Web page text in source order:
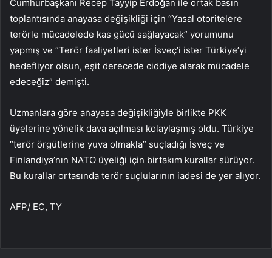
Cumhurbaşkanı Recep Tayyip Erdoğan ile ortak basın
toplantısında anayasa değişikliği için “Yasal otoritelere
terörle mücadelede kas gücü sağlayacak” yorumunu
yapmış ve “Terör faaliyetleri ister İsveç’i ister Türkiye’yi
hedefliyor olsun, eşit derecede ciddiye alarak mücadele
edeceğiz” demişti.
Uzmanlara göre anayasa değişikliğiyle birlikte PKK
üyelerine yönelik dava açılması kolaylaşmış oldu. Türkiye
“terör örgütlerine yuva olmakla” suçladığı İsveç ve
Finlandiya’nın NATO üyeliği için birtakım kurallar sürüyor.
Bu kurallar ortasında terör suçlularının iadesi de yer alıyor.
AFP/ EC, TY